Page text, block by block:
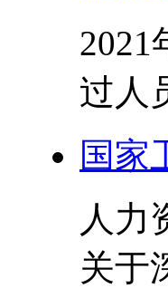
2021
过人
国家
人力
关于